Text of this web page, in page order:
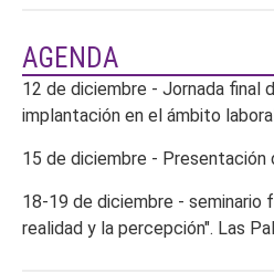
AGENDA
12 de diciembre - Jornada final
implantación en el ámbito
15 de diciembre - Presentación
18-19 de diciembre - seminario
realidad y la percepción". Las